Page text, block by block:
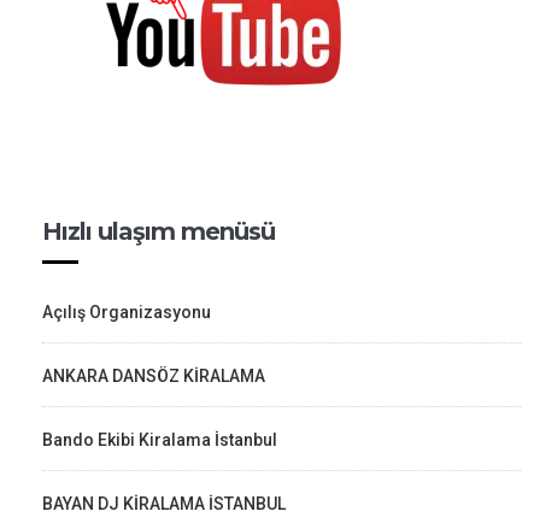
Hızlı ulaşım menüsü
Açılış Organizasyonu
ANKARA DANSÖZ KİRALAMA
Bando Ekibi Kiralama İstanbul
BAYAN DJ KİRALAMA İSTANBUL